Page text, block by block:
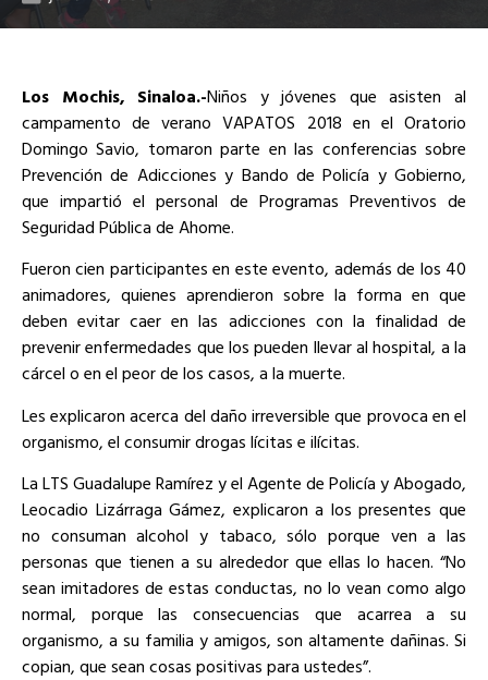
Los Mochis, Sinaloa.-Niños y jóvenes que asisten al
campamento de verano VAPATOS 2018 en el Oratorio
Domingo Savio, tomaron parte en las conferencias sobre
Prevención de Adicciones y Bando de Policía y Gobierno,
que impartió el personal de Programas Preventivos de
Seguridad Pública de Ahome.
Fueron cien participantes en este evento, además de los 40
animadores, quienes aprendieron sobre la forma en que
deben evitar caer en las adicciones con la finalidad de
prevenir enfermedades que los pueden llevar al hospital, a la
cárcel o en el peor de los casos, a la muerte.
Les explicaron acerca del daño irreversible que provoca en el
organismo, el consumir drogas lícitas e ilícitas.
La LTS Guadalupe Ramírez y el Agente de Policía y Abogado,
Leocadio Lizárraga Gámez, explicaron a los presentes que
no consuman alcohol y tabaco, sólo porque ven a las
personas que tienen a su alrededor que ellas lo hacen. “No
sean imitadores de estas conductas, no lo vean como algo
normal, porque las consecuencias que acarrea a su
organismo, a su familia y amigos, son altamente dañinas. Si
copian, que sean cosas positivas para ustedes”.